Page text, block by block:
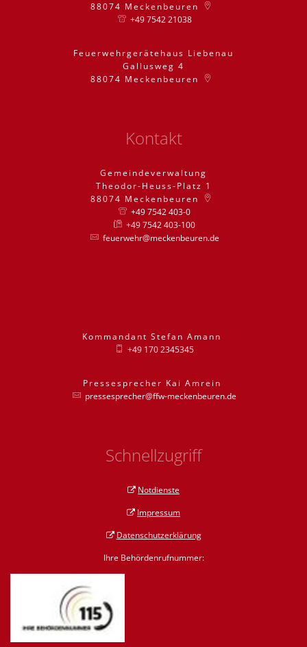
88074 Meckenbeuren
+49 7542 21038
Feuerwehrgerätehaus Liebenau
Gallusweg 4
88074 Meckenbeuren
Kontakt
Gemeindeverwaltung
Theodor-Heuss-Platz 1
88074 Meckenbeuren
+49 7542 403-0
+49 7542 403-100
feuerwehr@meckenbeuren.de
Kommandant Stefan Amann
+49 170 2345345
Pressesprecher Kai Amrein
pressesprecher@ffw-meckenbeuren.de
Schnellzugriff
Notdienste
Impressum
Datenschutzerklärung
Ihre Behördenrufnummer: